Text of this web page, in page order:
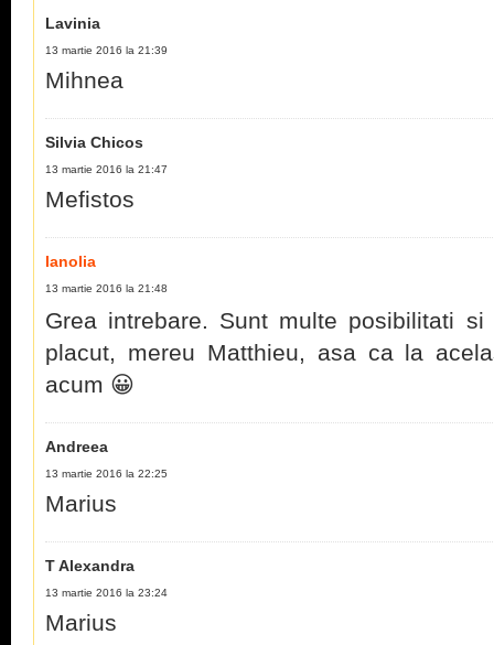
Lavinia
13 martie 2016 la 21:39
Mihnea
Silvia Chicos
13 martie 2016 la 21:47
Mefistos
Ianolia
13 martie 2016 la 21:48
Grea intrebare. Sunt multe posibilitati
placut, mereu Matthieu, asa ca la
acum 😀
Andreea
13 martie 2016 la 22:25
Marius
T Alexandra
13 martie 2016 la 23:24
Marius